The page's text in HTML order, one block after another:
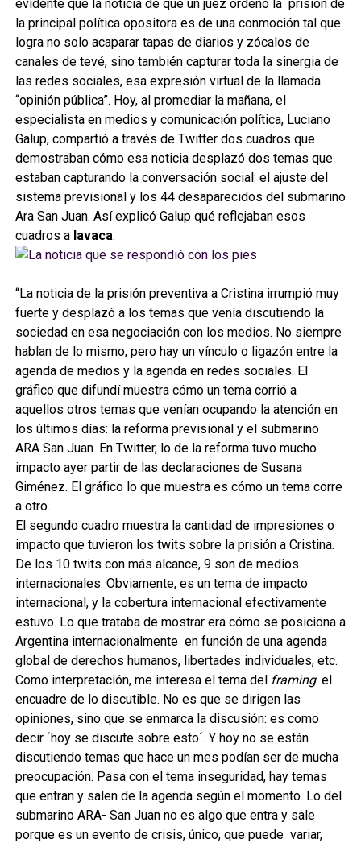
evidente que la noticia de que un juez ordenó la prisión de
la principal política opositora es de una conmoción tal que
logra no solo acaparar tapas de diarios y zócalos de
canales de tevé, sino también capturar toda la sinergia de
las redes sociales, esa expresión virtual de la llamada
“opinión pública”. Hoy, al promediar la mañana, el
especialista en medios y comunicación política, Luciano
Galup, compartió a través de Twitter dos cuadros que
demostraban cómo esa noticia desplazó dos temas que
estaban capturando la conversación social: el ajuste del
sistema previsional y los 44 desaparecidos del submarino
Ara San Juan. Así explicó Galup qué reflejaban esos
cuadros a lavaca:
“La noticia de la prisión preventiva a Cristina irrumpió muy
fuerte y desplazó a los temas que venía discutiendo la
sociedad en esa negociación con los medios. No siempre
hablan de lo mismo, pero hay un vínculo o ligazón entre la
agenda de medios y la agenda en redes sociales. El
gráfico que difundí muestra cómo un tema corrió a
aquellos otros temas que venían ocupando la atención en
los últimos días: la reforma previsional y el submarino
ARA San Juan. En Twitter, lo de la reforma tuvo mucho
impacto ayer partir de las declaraciones de Susana
Giménez. El gráfico lo que muestra es cómo un tema corre
a otro.
El segundo cuadro muestra la cantidad de impresiones o
impacto que tuvieron los twits sobre la prisión a Cristina.
De los 10 twits con más alcance, 9 son de medios
internacionales. Obviamente, es un tema de impacto
internacional, y la cobertura internacional efectivamente
estuvo. Lo que trataba de mostrar era cómo se posiciona a
Argentina internacionalmente en función de una agenda
global de derechos humanos, libertades individuales, etc.
Como interpretación, me interesa el tema del framing: el
encuadre de lo discutible. No es que se dirigen las
opiniones, sino que se enmarca la discusión: es como
decir ´hoy se discute sobre esto´. Y hoy no se están
discutiendo temas que hace un mes podían ser de mucha
preocupación. Pasa con el tema inseguridad, hay temas
que entran y salen de la agenda según el momento. Lo del
submarino ARA- San Juan no es algo que entra y sale
porque es un evento de crisis, único, que puede variar,